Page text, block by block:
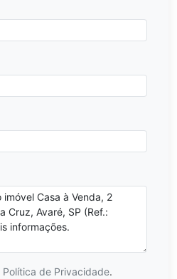
Política de Privacidade.